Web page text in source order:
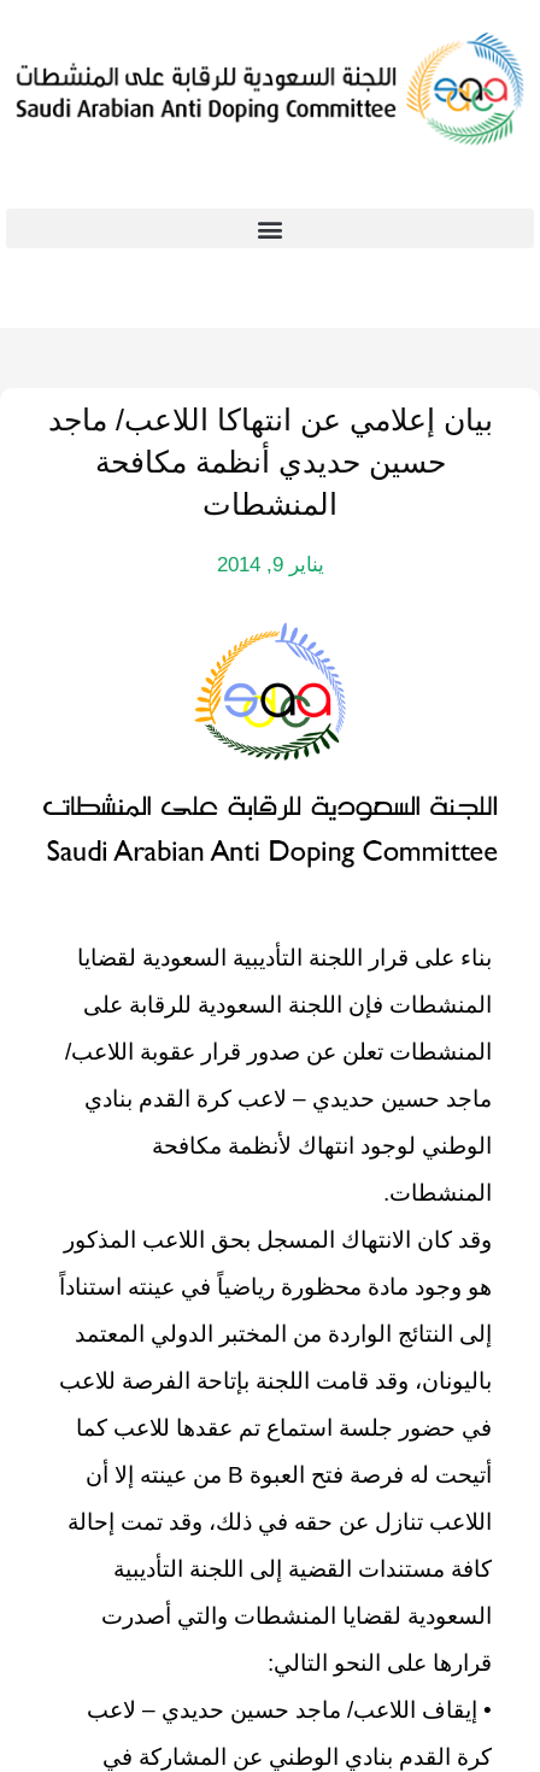
بيان إعلامي عن انتهاكا اللاعب/ ماجد
حسين حديدي أنظمة مكافحة
المنشطات
يناير 9, 2014
بناء على قرار اللجنة التأديبية السعودية لقضايا
المنشطات فإن اللجنة السعودية للرقابة على
المنشطات تعلن عن صدور قرار عقوبة اللاعب/
ماجد حسين حديدي – لاعب كرة القدم بنادي
الوطني لوجود انتهاك لأنظمة مكافحة
المنشطات.
وقد كان الانتهاك المسجل بحق اللاعب المذكور
هو وجود مادة محظورة رياضياً في عينته استناداً
إلى النتائج الواردة من المختبر الدولي المعتمد
باليونان، وقد قامت اللجنة بإتاحة الفرصة للاعب
في حضور جلسة استماع تم عقدها للاعب كما
أتيحت له فرصة فتح العبوة B من عينته إلا أن
اللاعب تنازل عن حقه في ذلك، وقد تمت إحالة
كافة مستندات القضية إلى اللجنة التأديبية
السعودية لقضايا المنشطات والتي أصدرت
قرارها على النحو التالي:
• إيقاف اللاعب/ ماجد حسين حديدي – لاعب
كرة القدم بنادي الوطني عن المشاركة في